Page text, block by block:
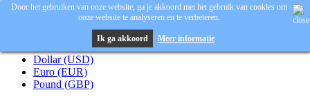
Dollar (USD)
Euro (EUR)
Pound (GBP)
Door het gebruiken van onze website, ga je akkoord met het gebruik van cookies om
onze website te analyseren en te verbeteren.
Ik ga akkoord Meer informatie